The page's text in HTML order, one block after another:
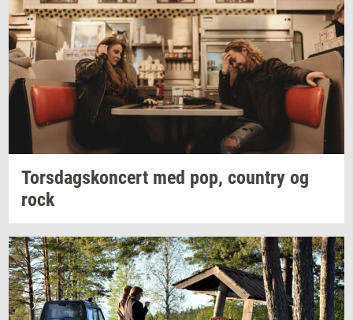
Tors­dags­kon­cert med pop, co­un­try og
rock